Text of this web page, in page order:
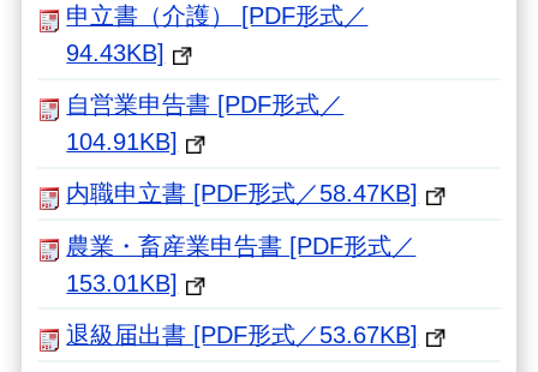
申立書（介護） [PDF形式／
94.43KB]
自営業申告書 [PDF形式／
104.91KB]
内職申立書 [PDF形式／58.47KB]
農業・畜産業申告書 [PDF形式／
153.01KB]
退級届出書 [PDF形式／53.67KB]